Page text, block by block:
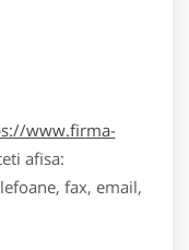
www.firma-
afisa:
fax, email,